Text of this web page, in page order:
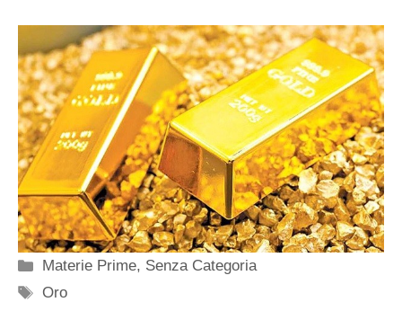
Categorie
Materie Prime, Senza Categoria
Tag
Oro